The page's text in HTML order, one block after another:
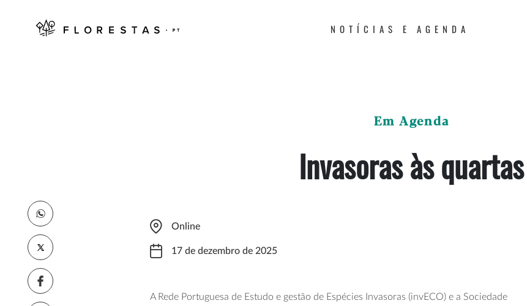
NOTÍCIAS E AGENDA
Em Agenda
Invasoras às quartas
Online
17 de dezembro de 2025
A Rede Portuguesa de Estudo e gestão de Espécies Invasoras (invECO) e a Sociedade